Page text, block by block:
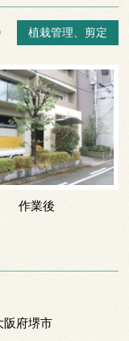
植栽管理、 剪定
作業後
阪府堺市